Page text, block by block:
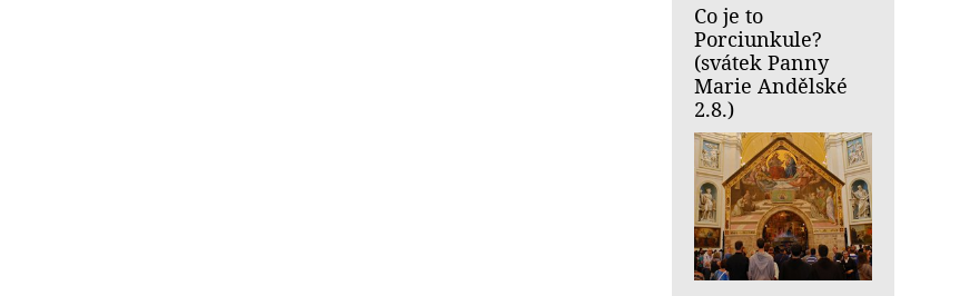
Co je to
Porciunkule?
(svátek Panny
Marie Andělské
2.8.)